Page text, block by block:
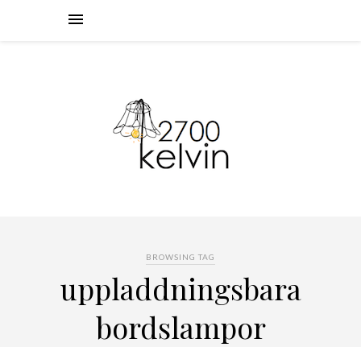
BROWSING TAG
uppladdningsbara
bordslampor